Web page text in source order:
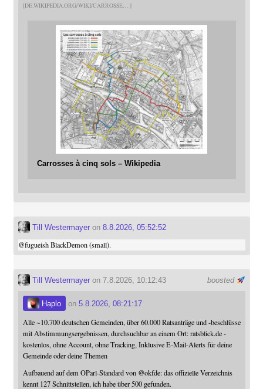
DE.WIKIPEDIA.ORG/WIKI/CARROSSE
Carrosses à cinq sols – Wikipedia
Till Westermayeron 8.8.2026, 05:52:52
@fugueishBlackDemon (small).
boosted
Till Westermayeron 7.8.2026, 10:12:43
Haplo on 5.8.2026, 08:21:17
Alle ~10.700 deutschen Gemeinden, über 60.000 Ratsanträge und -beschlüsse
mit Abstimmungsergebnissen, durchsuchbar an einem Ort: ratsblick.de -
kostenlos, ohne Account, ohne Tracking, Inklusive E-Mail-Alerts für deine
Gemeinde oder deine Themen
Aufbauend auf dem OParl-Standard von @okfde: das offizielle Verzeichnis
kennt 127 Schnittstellen, ich habe über 500 gefunden.